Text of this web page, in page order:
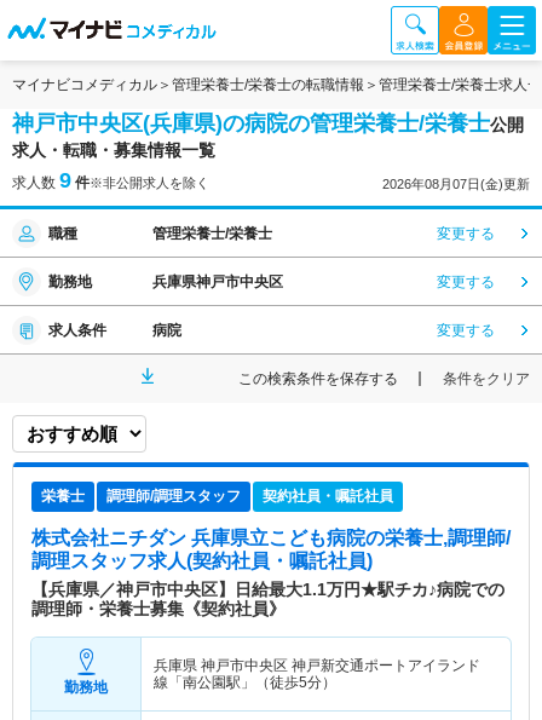
マイナビコメディカル 管理栄養士/栄養士の転職情報 管理栄養士/栄養士求人
神戸市中央区(兵庫県)の病院の管理栄養士/栄養士公開
求人・転職・募集情報一覧
求人数 9 件※非公開求人を除く 2026年08月07日(金)更新
職種 管理栄養士/栄養士 変更する
勤務地 兵庫県神戸市中央区 変更する
求人条件 病院 変更する
この検索条件を保存する 条件をクリア
栄養士 調理師/調理スタッフ 契約社員・嘱託社員
株式会社ニチダン 兵庫県立こども病院の栄養士,調理師/
調理スタッフ求人(契約社員・嘱託社員)
【兵庫県／神戸市中央区】日給最大1.1万円★駅チカ♪病院での
調理師・栄養士募集《契約社員》
勤務地
兵庫県 神戸市中央区 神戸新交通ポートアイランド
線「南公園駅」（徒歩5分）